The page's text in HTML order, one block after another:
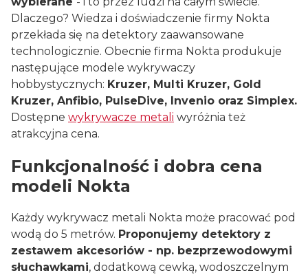
Dlaczego? Wiedza i doświadczenie firmy Nokta
przekłada się na detektory zaawansowane
technologicznie. Obecnie firma Nokta produkuje
następujące modele wykrywaczy
hobbystycznych: Kruzer, Multi Kruzer, Gold
Kruzer, Anfibio, PulseDive, Invenio oraz Simplex.
Dostępne wykrywacze metali wyróżnia też
atrakcyjna cena.
Funkcjonalność i dobra cena
modeli Nokta
Każdy wykrywacz metali Nokta może pracować pod
wodą do 5 metrów. Proponujemy detektory z
zestawem akcesoriów - np. bezprzewodowymi
słuchawkami, dodatkową cewką, wodoszczelnym